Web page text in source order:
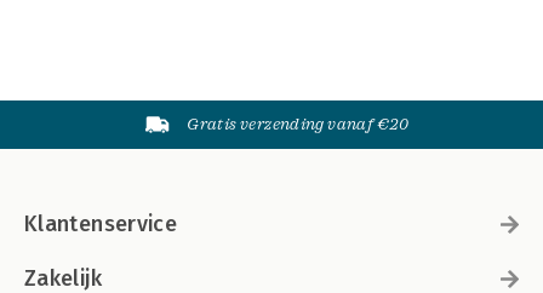
Gratis verzending vanaf €20
Klantenservice
Zakelijk